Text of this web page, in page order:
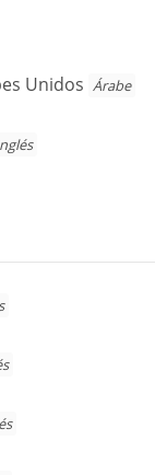
Unidos Árabe